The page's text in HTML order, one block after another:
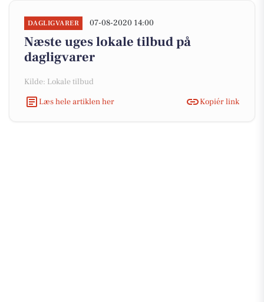
DAGLIGVARER 07-08-2020 14:00
Næste uges lokale tilbud på
dagligvarer
Kilde: Lokale tilbud
Læs hele artiklen her
Kopiér link